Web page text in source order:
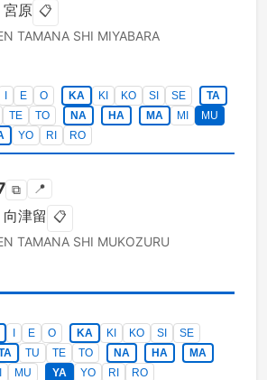
宮原 📋
TAMANA SHI MIYABARA
E O KA KI KO SI SE
TA
TE TO NA HA MA MI
MU
YO RI RO
⧉ 📍
向津留 📋
TAMANA SHI MUKOZURU
E O KA KI KO SI
SE
TU TE TO NA HA
MA
MU YA YO RI RO